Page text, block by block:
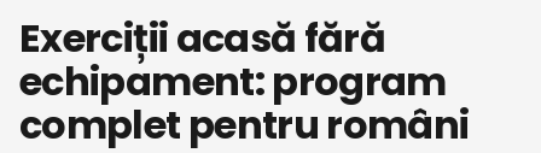
Exerciții acasă fără
echipament: program
complet pentru români